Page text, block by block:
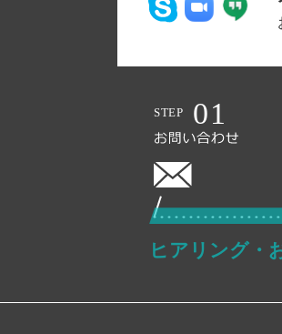
ヒアリング・